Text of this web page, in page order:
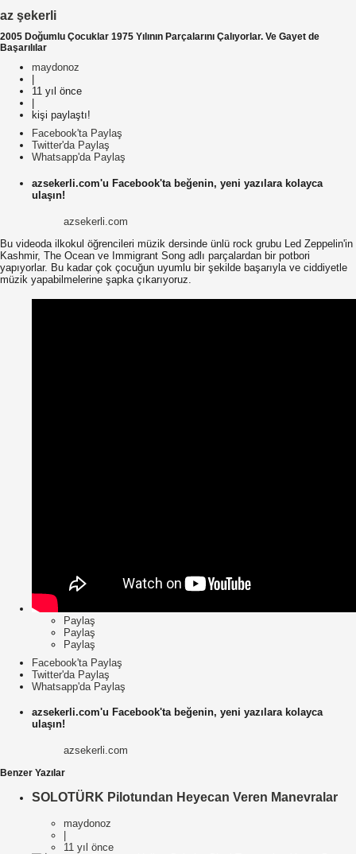
az şekerli
2005 Doğumlu Çocuklar 1975 Yılının Parçalarını Çalıyorlar. Ve Gayet de
Başarılılar
maydonoz
11 yıl önce
kişi paylaştı!
Facebook'ta Paylaş
Twitter'da Paylaş
Whatsapp'da Paylaş
azsekerli.com'u Facebook'ta beğenin, yeni yazılara kolayca
ulaşın!
azsekerli.com
Bu videoda ilkokul öğrencileri müzik dersinde ünlü rock grubu Led Zeppelin'in
Kashmir, The Ocean ve Immigrant Song adlı parçalardan bir potbori
yapıyorlar. Bu kadar çok çocuğun uyumlu bir şekilde başarıyla ve ciddiyetle
müzik yapabilmelerine şapka çıkarıyoruz.
Paylaş
Paylaş
Paylaş
Facebook'ta Paylaş
Twitter'da Paylaş
Whatsapp'da Paylaş
azsekerli.com'u Facebook'ta beğenin, yeni yazılara kolayca
ulaşın!
azsekerli.com
Benzer Yazılar
SOLOTÜRK Pilotundan Heyecan Veren Manevralar
maydonoz
|
11 yıl önce